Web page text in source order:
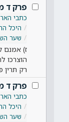
פרק ד
כתבי
היכל
שער
ז) אמנם
הוצרכו
רק תרין
פרק ד
כתבי
היכל
שער